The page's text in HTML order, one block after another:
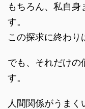
もちろん、私自身
す。
この探求に終わり
でも、それだけの
す。
人間関係がうまく